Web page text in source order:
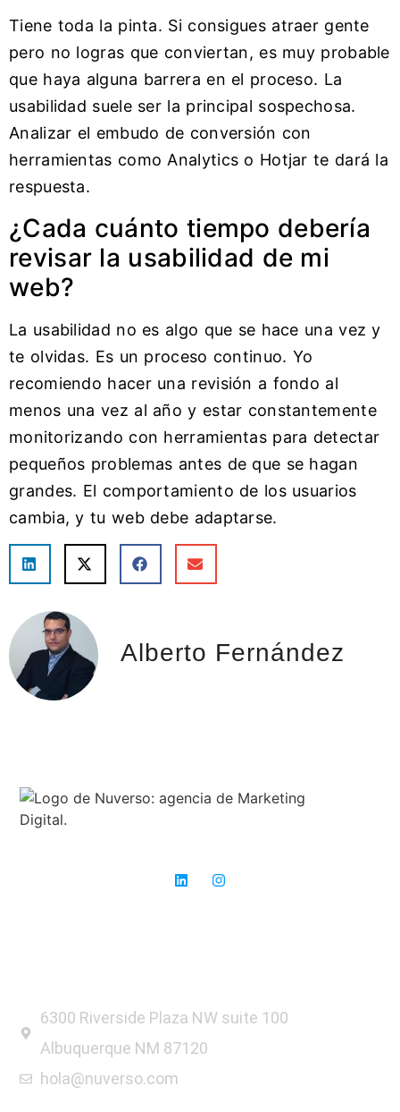
Tiene toda la pinta. Si consigues atraer gente
pero no logras que conviertan, es muy probable
que haya alguna barrera en el proceso. La
usabilidad suele ser la principal sospechosa.
Analizar el embudo de conversión con
herramientas como Analytics o Hotjar te dará la
respuesta.
¿Cada cuánto tiempo debería
revisar la usabilidad de mi
web?
La usabilidad no es algo que se hace una vez y
te olvidas. Es un proceso continuo. Yo
recomiendo hacer una revisión a fondo al
menos una vez al año y estar constantemente
monitorizando con herramientas para detectar
pequeños problemas antes de que se hagan
grandes. El comportamiento de los usuarios
cambia, y tu web debe adaptarse.
Alberto Fernández
6300 Riverside Plaza NW suite 100
Albuquerque NM 87120
hola@nuverso.com